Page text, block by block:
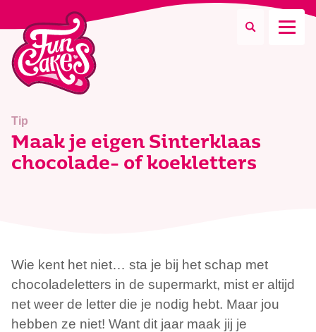
Waar ben je naar op zoek?
Tip
Maak je eigen Sinterklaas
chocolade- of koekletters
Wie kent het niet… sta je bij het schap met
chocoladeletters in de supermarkt, mist er altijd
net weer de letter die je nodig hebt. Maar jou
hebben ze niet! Want dit jaar maak jij je